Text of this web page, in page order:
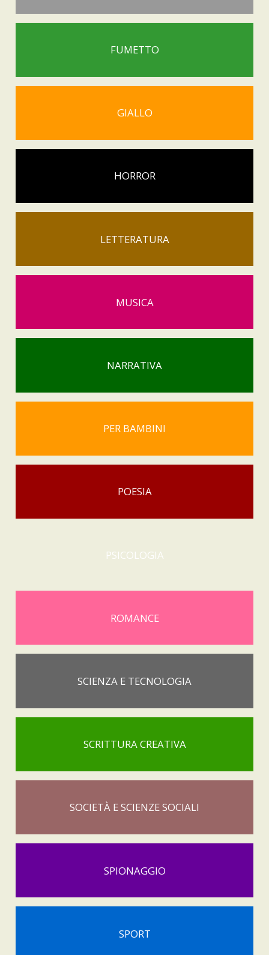
FUMETTO
GIALLO
HORROR
LETTERATURA
MUSICA
NARRATIVA
PER BAMBINI
POESIA
PSICOLOGIA
ROMANCE
SCIENZA E TECNOLOGIA
SCRITTURA CREATIVA
SOCIETÀ E SCIENZE SOCIALI
SPIONAGGIO
SPORT